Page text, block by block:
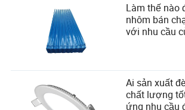
Làm thế nào
nhôm bán
với nhu cầu
Ai sản xuất
chất lượng
ứng nhu cầu